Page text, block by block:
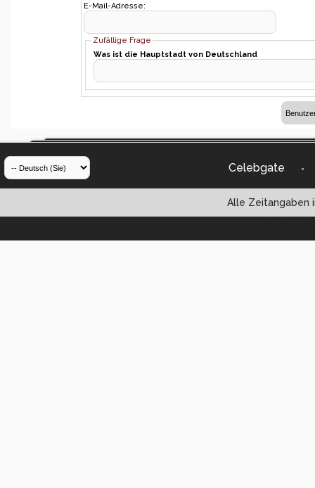
E-Mail-Adresse:
Zufällige Frage
Was ist die Hauptstadt von Deutschland
Celebgate -
Alle Zeitangaben